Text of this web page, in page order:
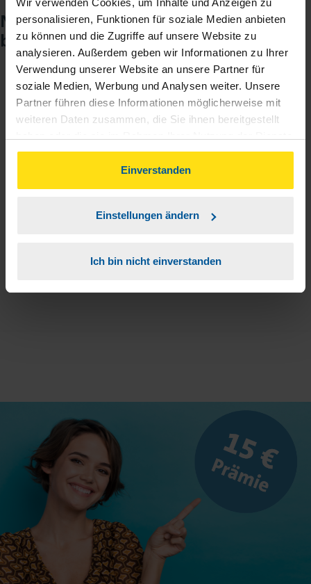
Wir verwenden Cookies, um Inhalte und Anzeigen zu
personalisieren, Funktionen für soziale Medien anbieten
zu können und die Zugriffe auf unsere Website zu
analysieren. Außerdem geben wir Informationen zu Ihrer
Verwendung unserer Website an unsere Partner für
soziale Medien, Werbung und Analysen weiter. Unsere
Partner führen diese Informationen möglicherweise mit
weiteren Daten zusammen, die Sie ihnen bereitgestellt
gesammelt haben. Indem Sie auf Einverstanden klicken,
können Sie der Verwendung von Cookies, gemäß
unserer
Einverstanden
Einstellungen ändern
Ich bin nicht einverstanden
Noch keinen Zugang? So einfach
beantragen Sie ihn.
1
Sie teilen mir mit, dass Sie MeineVLH nutzen
wollen.
2
und einem Aktivierungslink.
eingeben und los geht's.